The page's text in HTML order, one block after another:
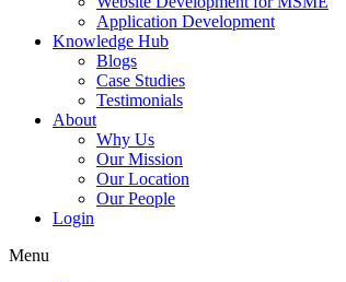
Application Development
Knowledge Hub
Blogs
Case Studies
Testimonials
About
Why Us
Our Mission
Our Location
Our People
Login
Menu